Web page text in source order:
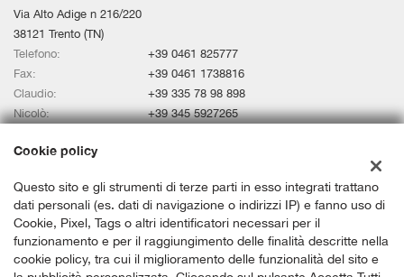
Via Alto Adige n 216/220
38121 Trento (TN)
Telefono:
+39 0461 825777
Fax:
+39 0461 1738816
Claudio:
+39 335 78 98 898
Nicolò:
+39 345 5927265
Indicazioni stradali
Dati fiscali:
KM Srl Bosetti auto store
Via Alto Adige n 216/220 38121 Trento (TN)
Cookie policy
Questo sito e gli strumenti di terze parti in esso integrati trattano
dati personali (es. dati di navigazione o indirizzi IP) e fanno uso di
Cookie, Pixel, Tags o altri identificatori necessari per il
funzionamento e per il raggiungimento delle finalità descritte nella
cookie policy, tra cui il miglioramento delle funzionalità del sito e